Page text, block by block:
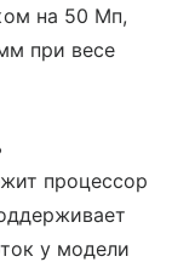
на 50 Мп,
при весе
процессор
у модели